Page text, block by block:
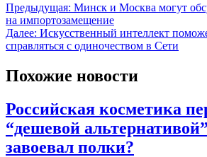
Предыдущая: Минск и Москва могут
на импортозамещение
Далее: Искусственный интеллект
справляться с одиночеством в Сети
Похожие новости
Российская косметика
“дешевой
завоевал полки?